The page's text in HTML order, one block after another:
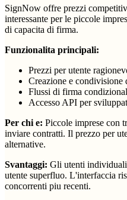
SignNow offre prezzi
interessante per le piccole
di capacita di firma.
Funzionalita principali:
Prezzi per utente
Creazione e condivisione
Flussi di firma
Accesso API per
Per chi e: Piccole imprese con
inviare contratti. Il prezzo per
alternative.
Svantaggi: Gli utenti
utente superfluo. L'interfaccia
concorrenti piu recenti.